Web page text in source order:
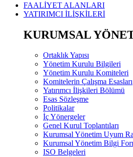
FAALİYET ALANLARI
YATIRIMCI İLİŞKİLERİ
KURUMSAL
Ortaklık Yapısı
Yönetim Kurulu Bilgileri
Yönetim Kurulu Komiteleri
Komitelerin Çalışma Esasları
Yatırımcı İlişkileri Bölümü
Esas Sözleşme
Politikalar
İç Yönergeler
Genel Kurul Toplantıları
Kurumsal Yönetim Uyum
Kurumsal Yönetim Bilgi
ISO Belgeleri